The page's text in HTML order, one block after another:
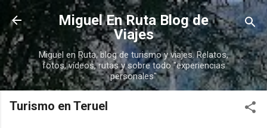
Ir al contenido principal
Miguel En Ruta Blog de
Viajes
Miguel en Ruta, blog de turismo y viajes. Relatos,
fotos, vídeos, rutas y sobre todo "experiencias
personales"
Turismo en Teruel